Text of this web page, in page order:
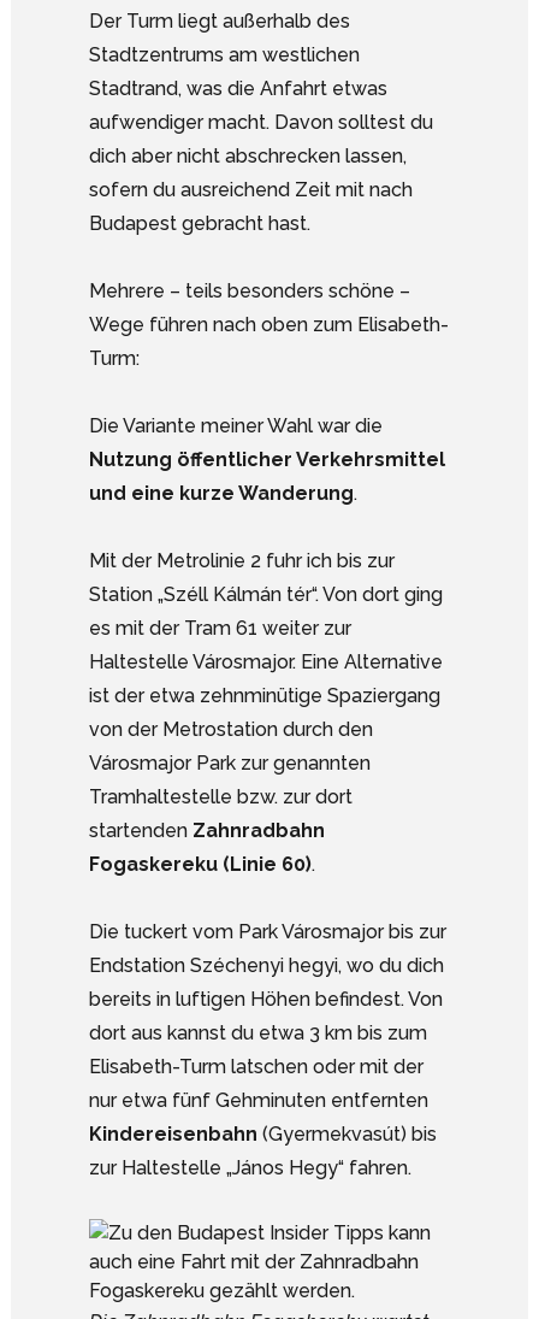
Der Turm liegt außerhalb des
Stadtzentrums am westlichen
Stadtrand, was die Anfahrt etwas
aufwendiger macht. Davon solltest du
dich aber nicht abschrecken lassen,
sofern du ausreichend Zeit mit nach
Budapest gebracht hast.
Mehrere – teils besonders schöne –
Wege führen nach oben zum Elisabeth-
Turm:
Die Variante meiner Wahl war die
Nutzung öffentlicher Verkehrsmittel
und eine kurze Wanderung.
Mit der Metrolinie 2 fuhr ich bis zur
Station „Széll Kálmán tér“. Von dort ging
es mit der Tram 61 weiter zur
Haltestelle Városmajor. Eine Alternative
ist der etwa zehnminütige Spaziergang
von der Metrostation durch den
Városmajor Park zur genannten
Tramhaltestelle bzw. zur dort
startenden Zahnradbahn
Fogaskereku (Linie 60).
Die tuckert vom Park Városmajor bis zur
Endstation Széchenyi hegyi, wo du dich
bereits in luftigen Höhen befindest. Von
dort aus kannst du etwa 3 km bis zum
Elisabeth-Turm latschen oder mit der
nur etwa fünf Gehminuten entfernten
Kindereisenbahn (Gyermekvasút) bis
zur Haltestelle „János Hegy“ fahren.